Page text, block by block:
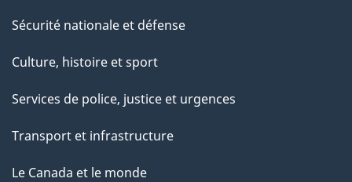
Sécurité nationale et défense
Culture, histoire et sport
Services de police, justice et urgences
Transport et infrastructure
Le Canada et le monde